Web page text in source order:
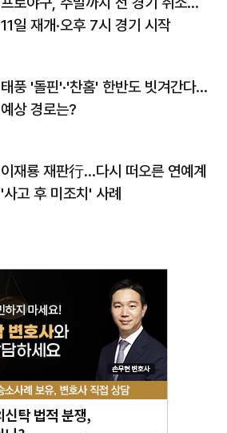
11일 재개·오후 7시 경기 시작
태풍 '돌핀'·'찬홈' 한반도 빗겨간다…
예상 경로는?
이재룡 재판行…다시 떠오른 연예계
'사고 후 미조치' 사례